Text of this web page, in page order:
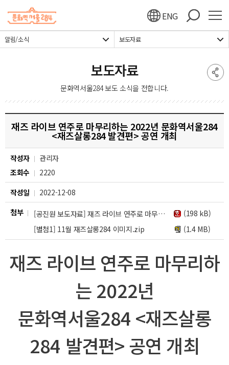
ENG
알림/소식 보도자료
보도자료
문화역서울284 보도 소식을 전합니다.
재즈 라이브 연주로 마무리하는 2022년 문화역서울284
<재즈살롱284 발견편> 공연 개최
작성자
관리자
조회수
2220
작성일
2022-12-08
첨부
[공진원 보도자료] 재즈 라이브 연주로 마무리하는 2022년 문화역서울284 재즈살롱284 발견편 공연 개최.hwp
(198 kB)
[별첨1] 11월 재즈살롱284 이미지.zip
(1.4 MB)
재즈 라이브 연주로 마무리하
는 2022년
문화역서울284 <재즈살롱
284 발견편> 공연 개최